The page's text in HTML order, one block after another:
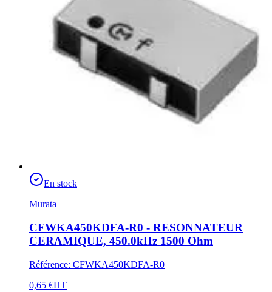
En stock
Murata
CFWKA450KDFA-R0 - RESONNATEUR
CERAMIQUE, 450.0kHz 1500 Ohm
Référence: CFWKA450KDFA-R0
0,65 €HT